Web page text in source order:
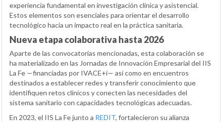
experiencia fundamental en investigación clínica y asistencial.
Estos elementos son esenciales para orientar el desarrollo
tecnológico hacia un impacto real en la práctica sanitaria.
Nueva etapa colaborativa hasta 2026
Aparte de las convocatorias mencionadas, esta colaboración se
ha materializado en las Jornadas de Innovación Empresarial del IIS
La Fe —financiadas por IVACE+i— así como en encuentros
destinados a establecer redes y transferir conocimiento que
identifiquen retos clínicos y conecten las necesidades del
sistema sanitario con capacidades tecnológicas adecuadas.
En 2023, el IIS La Fe junto a REDIT, fortalecieron su alianza